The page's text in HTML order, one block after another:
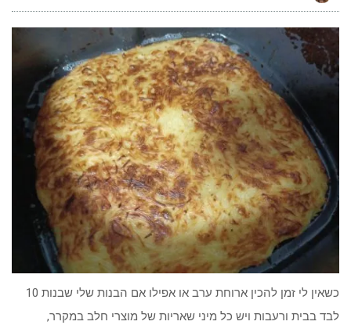
כשאין לי זמן להכין ארוחת ערב או אפילו אם הבנות שלי שבנות 10
לבד בבית ורעבות ויש כל מיני שאריות של מוצרי חלב במקרר,